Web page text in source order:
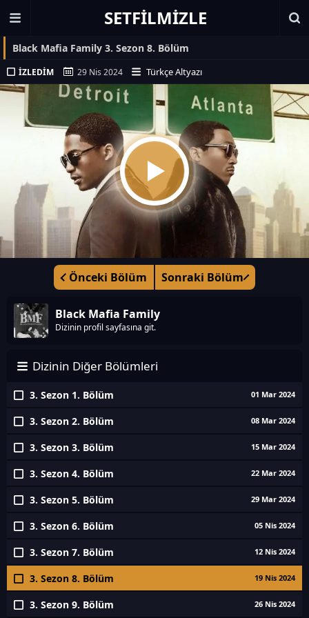
SETFILMIZLE
Black Mafia Family 3. Sezon 8. Bölüm
İZLEDIM 29 Nis 2024 Türkçe Altyazı
Önceki Bölüm Sonraki Bölüm
Black Mafia Family
Dizinin profil sayfasına git.
Dizinin Diğer Bölümleri
3. Sezon 1. Bölüm 01 Mar 2024
3. Sezon 2. Bölüm 08 Mar 2024
3. Sezon 3. Bölüm 15 Mar 2024
3. Sezon 4. Bölüm 22 Mar 2024
3. Sezon 5. Bölüm 29 Mar 2024
3. Sezon 6. Bölüm 05 Nis 2024
3. Sezon 7. Bölüm 12 Nis 2024
3. Sezon 8. Bölüm 19 Nis 2024
3. Sezon 9. Bölüm 26 Nis 2024